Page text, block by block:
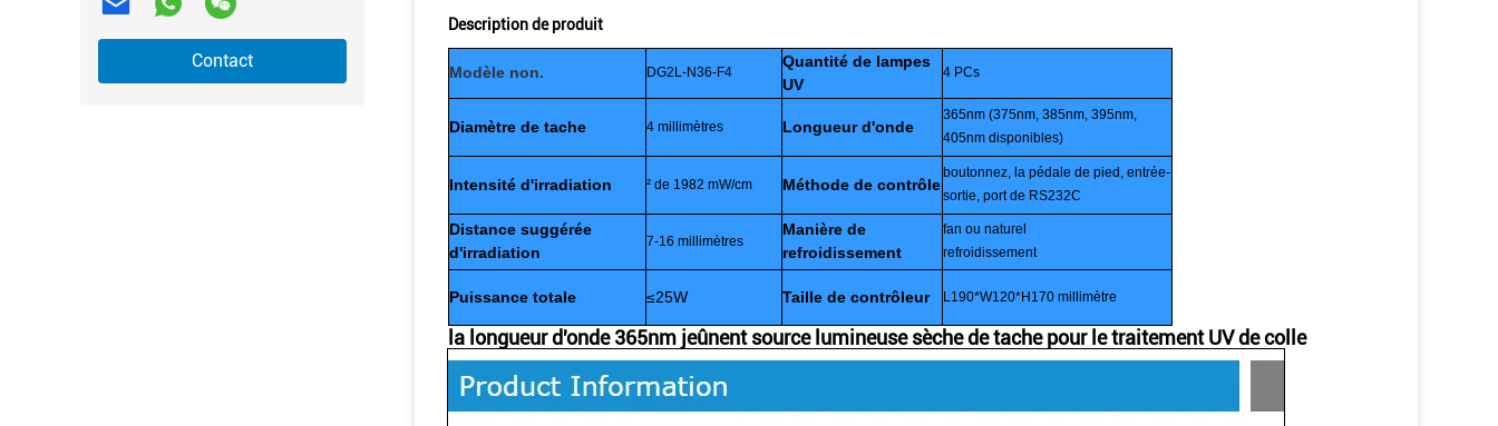
Contact
Description de produit
Modèle non. DG2L-N36-F4
Quantité de lampes
UV
4 PCs
Diamètre de tache 4 millimètres Longueur d'onde
365nm (375nm, 385nm, 395nm,
405nm disponibles)
Intensité d'irradiation ² de 1982 mW/cm Méthode de contrôle
boutonnez, la pédale de pied, entrée-
sortie, port de RS232C
Distance suggérée
d'irradiation
7-16 millimètres
Manière de
refroidissement
fan ou naturel
refroidissement
Puissance totale ≤25W Taille de contrôleur L190*W120*H170 millimètre
la longueur d'onde 365nm jeûnent source lumineuse sèche de tache pour le traitement UV de colle